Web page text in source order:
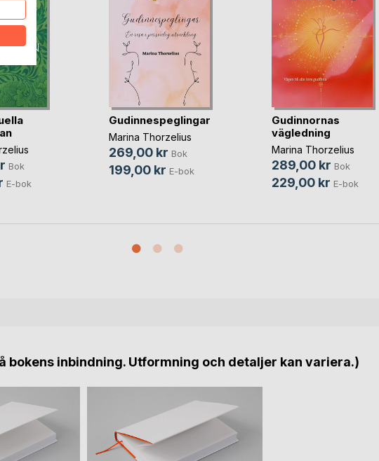
Bok
E-bok
Gudinnespeglingar
Marina Thorzelius
269,00 kr Bok
199,00 kr E-bok
Gudinnornas
vägledning
Marina Thorzelius
289,00 kr Bok
229,00 kr E-bok
bokens inbindning. Utformning och detaljer kan variera.)